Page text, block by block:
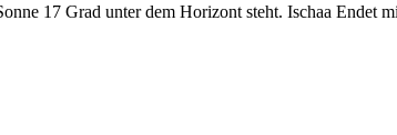
17 Grad unter dem Horizont steht. Ischaa Endet